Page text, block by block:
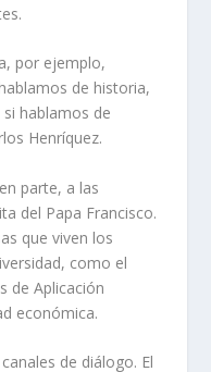
por ejemplo,
de historia,
hablamos de
Henríquez.
parte, a las
del Papa Francisco.
que viven los
como el
de Aplicación
económica.
de diálogo. El